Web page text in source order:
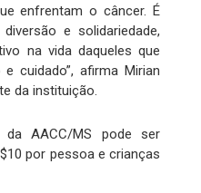
enfrentam o câncer. É
e solidariedade,
na vida daqueles que
cuidado”, afirma Mirian
da instituição.
AACC/MS pode ser
por pessoa e crianças